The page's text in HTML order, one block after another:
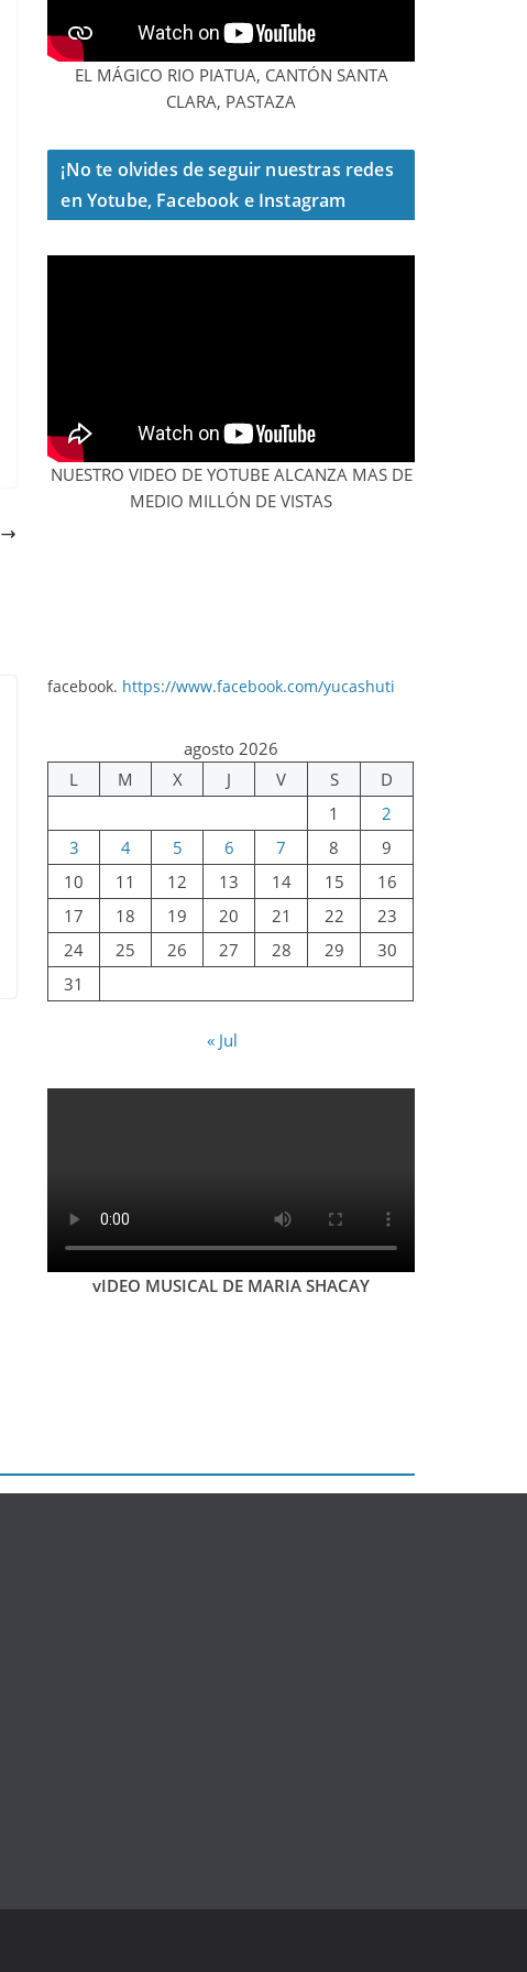
EL MÁGICO RIO PIATUA, CANTÓN SANTA
CLARA, PASTAZA
¡No te olvides de seguir nuestras redes
en Yotube, Facebook e Instagram
NUESTRO VIDEO DE YOTUBE ALCANZA MAS DE
MEDIO MILLÓN DE VISTAS
facebook. https://www.facebook.com/yucashuti
agosto 2026
L
M X J V S
D
1
2
3
4 5 6 7 8
9
10
11 12 13 14 15
16
17
18 19 20 21 22
23
24
25 26 27 28 29
30
31
« Jul
vIDEO MUSICAL DE MARIA SHACAY